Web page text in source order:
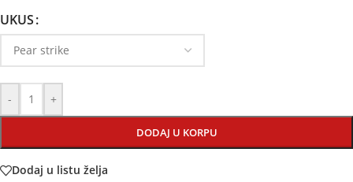
UKUS
- +
DODAJ U KORPU
Dodaj u listu želja